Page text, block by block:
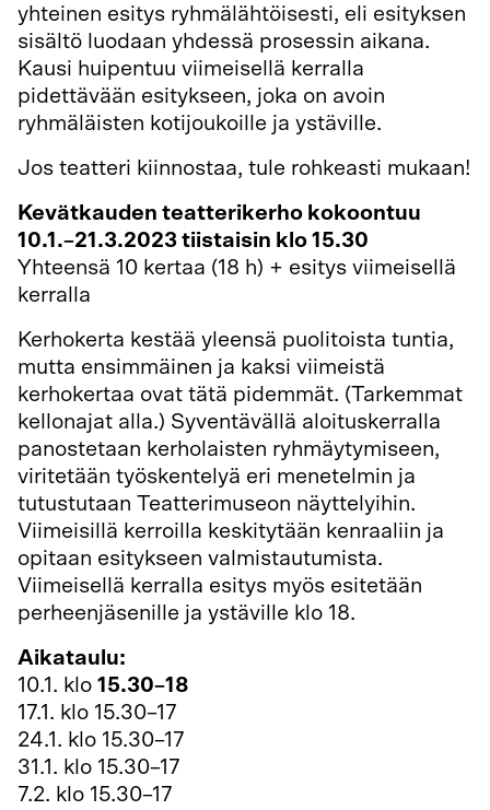
yhteinen esitys ryhmälähtöisesti, eli esityksen
sisältö luodaan yhdessä prosessin aikana.
Kausi huipentuu viimeisellä kerralla
pidettävään esitykseen, joka on avoin
ryhmäläisten kotijoukoille ja ystäville.
Jos teatteri kiinnostaa, tule rohkeasti mukaan!
Kevätkauden teatterikerho kokoontuu
10.1.–21.3.2023 tiistaisin klo 15.30
Yhteensä 10 kertaa (18 h) + esitys viimeisellä
kerralla
Kerhokerta kestää yleensä puolitoista tuntia,
mutta ensimmäinen ja kaksi viimeistä
kerhokertaa ovat tätä pidemmät. (Tarkemmat
kellonajat alla.) Syventävällä aloituskerralla
panostetaan kerholaisten ryhmäytymiseen,
viritetään työskentelyä eri menetelmin ja
tutustutaan Teatterimuseon näyttelyihin.
Viimeisillä kerroilla keskitytään kenraaliin ja
opitaan esitykseen valmistautumista.
Viimeisellä kerralla esitys myös esitetään
perheenjäsenille ja ystäville klo 18.
Aikataulu:
10.1. klo 15.30–18
17.1. klo 15.30–17
24.1. klo 15.30–17
31.1. klo 15.30–17
7.2. klo 15.30–17